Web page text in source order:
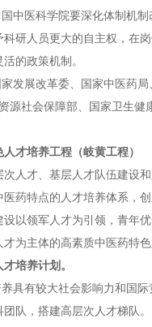
中医科学院要深化体制机制
研人员更大的自主权，在
的政策机制。
发展改革委、国家中医药局
源社会保障部、国家卫生健
才培养工程（岐黄工程）
次人才、基层人才队伍建设
药特点的人才培养体系，
以领军人才为引领，青年
为主体的高素质中医药特色
才培养计划。
养具有较大社会影响力和国际
队，搭建高层次人才梯队。